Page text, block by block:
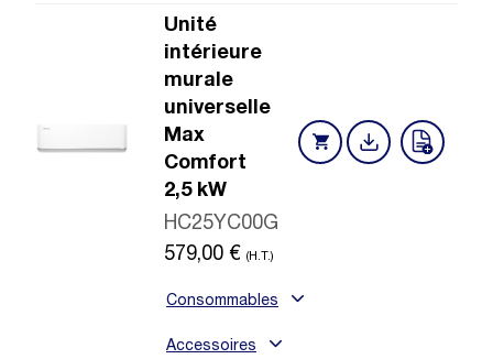
Unité
intérieure
murale
universelle
Max
Comfort
2,5 kW
HC25YC00G
579,00 € (H.T.)
Consommables
Accessoires